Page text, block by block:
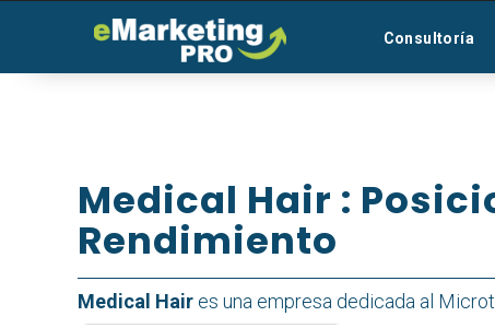
Consultoría
Medical Hair :
Rendimiento
Medical Haires una empresa dedicada al